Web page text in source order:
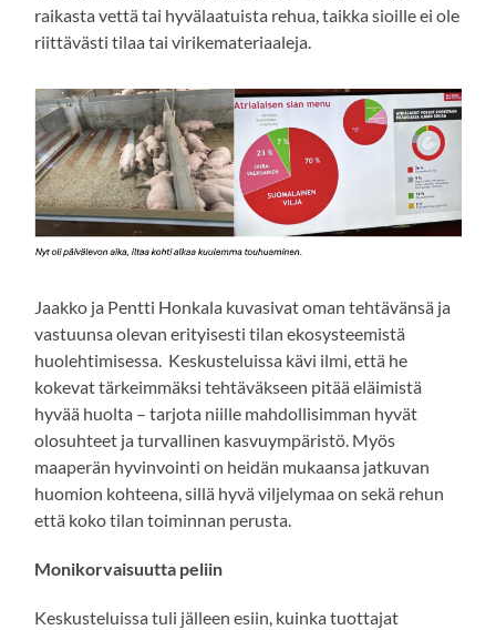
raikasta vettä tai hyvälaatuista rehua, taikka sioille ei ole
riittävästi tilaa tai virikemateriaaleja.
Jaakko ja Pentti Honkala kuvasivat oman tehtävänsä ja
vastuunsa olevan erityisesti tilan ekosysteemistä
huolehtimisessa. Keskusteluissa kävi ilmi, että he
kokevat tärkeimmäksi tehtäväkseen pitää eläimistä
hyvää huolta – tarjota niille mahdollisimman hyvät
olosuhteet ja turvallinen kasvuympäristö. Myös
maaperän hyvinvointi on heidän mukaansa jatkuvan
huomion kohteena, sillä hyvä viljelymaa on sekä rehun
että koko tilan toiminnan perusta.
Monikorvaisuutta peliin
Keskusteluissa tuli jälleen esiin, kuinka tuottajat